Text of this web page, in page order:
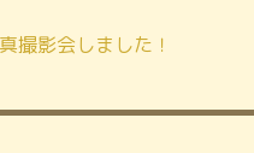
撮影会しました！